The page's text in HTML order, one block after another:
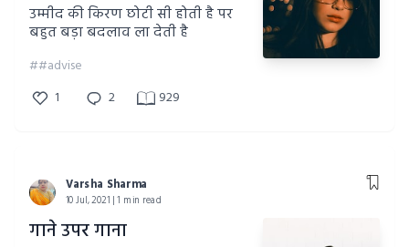
उम्मीद की किरण छोटी सी होती है पर
बहुत बड़ा बदलाव ला देती है
##advise
1
2 929
Varsha Sharma
10 Jul, 2021 | 1 min read
गाने उपर गाना